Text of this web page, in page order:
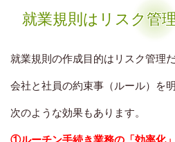
就業規則はリスク管
就業規則の作成目的はリスク管理
会社と社員の約束事（ルール）を
次のような効果もあります。
①ルーチン手続き業務の「効率化